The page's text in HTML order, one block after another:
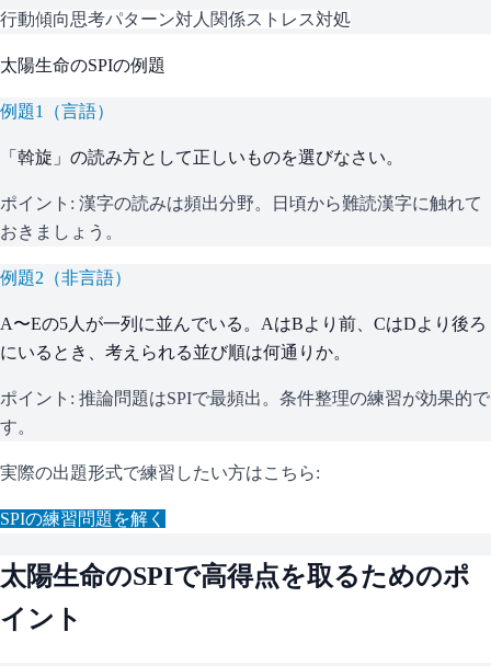
行動傾向思考パターン対人関係ストレス対処
太陽生命のSPIの例題
例題1 （言語）
「斡旋」の読み方として正しいものを選びなさい。
ポイント: 漢字の読みは頻出分野。日頃から難読漢字に触れて
おきましょう。
例題2 （非言語）
A〜Eの5人が一列に並んでいる。AはBより前、CはDより後ろ
にいるとき、考えられる並び順は何通りか。
ポイント: 推論問題はSPIで最頻出。条件整理の練習が効果的で
す。
実際の出題形式で練習したい方はこちら:
SPIの練習問題を解く
太陽生命のSPIで高得点を取るためのポ
イント